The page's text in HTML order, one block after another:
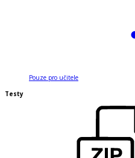
Pouze pro učitele
Testy